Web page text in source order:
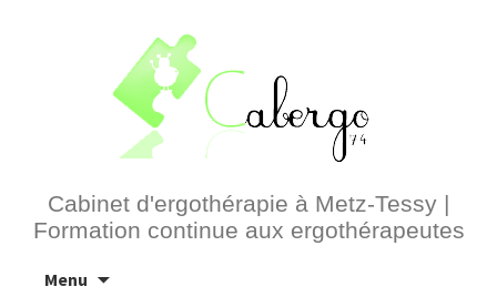
Cabinet d'ergothérapie à Metz-Tessy |
Formation continue aux ergothérapeutes
Menu
au